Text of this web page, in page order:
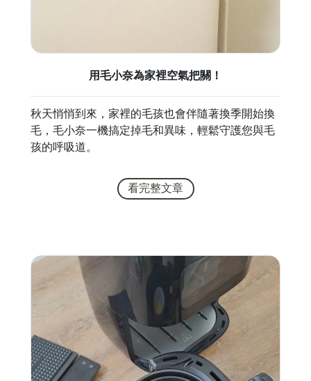
用毛小奈為家裡空氣把關！
秋天悄悄到來，家裡的毛孩也會伴隨著換季開始換
毛，毛小奈一機搞定掉毛和異味，輕鬆守護您與毛
孩的呼吸道。
看完整文章